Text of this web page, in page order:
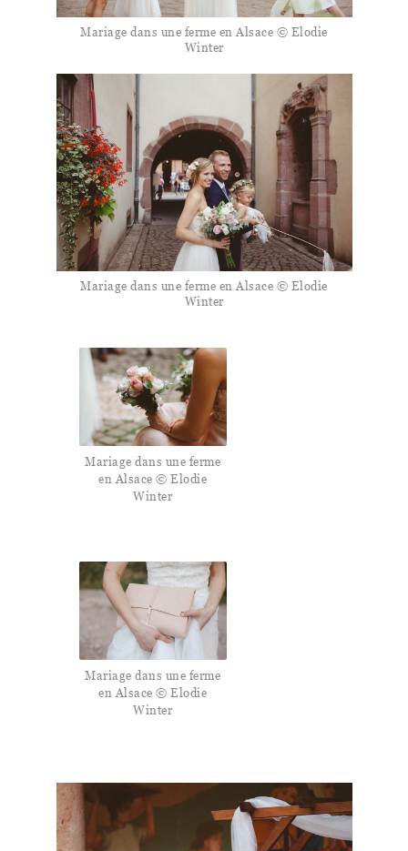
Mariage dans une ferme en Alsace © Elodie
Winter
Mariage dans une ferme en Alsace © Elodie
Winter
Mariage dans une ferme
en Alsace © Elodie
Winter
Mariage dans une ferme
en Alsace © Elodie
Winter